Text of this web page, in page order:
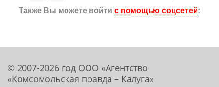
Также Вы можете войти с помощью соцсетей:
© 2007-2026 год ООО «Агентство
«Комсомольская правда – Калуга»